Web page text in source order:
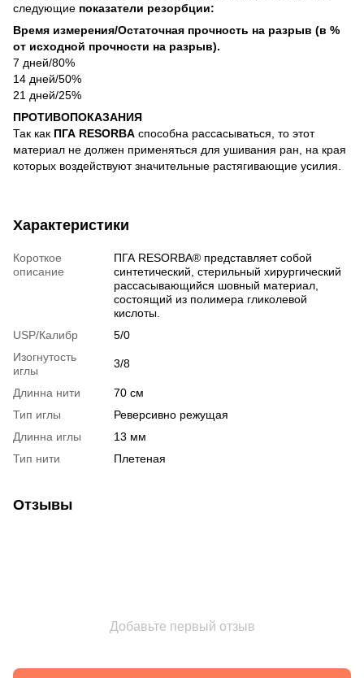
следующие показатели резорбции:
Время измерения/Остаточная прочность на разрыв (в %
от исходной прочности на разрыв).
7 дней/80%
14 дней/50%
21 дней/25%
ПРОТИВОПОКАЗАНИЯ
Так как ПГА RESORBA способна рассасываться, то этот
материал не должен применяться для ушивания ран, на края
которых воздействуют значительные растягивающие усилия.
Характеристики
Короткое
описание
ПГА RESORBA® представляет собой
синтетический, стерильный хирургический
рассасывающийся шовный материал,
состоящий из полимера гликолевой
кислоты.
USP/Калибр
5/0
Изогнутость
иглы
3/8
Длинна нити
70 см
Тип иглы
Реверсивно режущая
Длинна иглы
13 мм
Тип нити
Плетеная
Отзывы
Добавьте первый отзыв